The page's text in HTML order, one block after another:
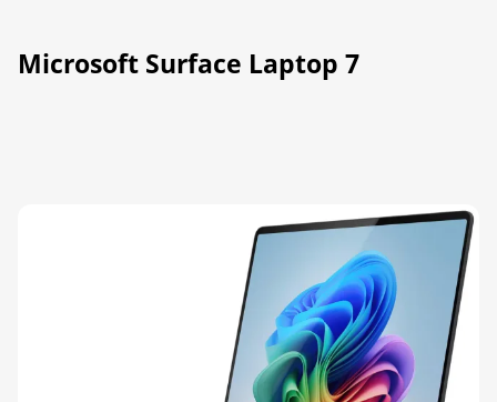
Microsoft Surface Laptop 7